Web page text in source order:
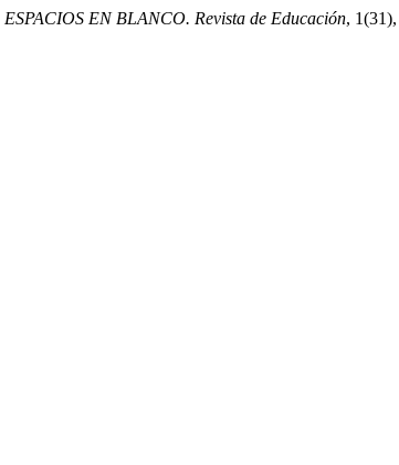
ESPACIOS EN BLANCO. Revista de Educación,